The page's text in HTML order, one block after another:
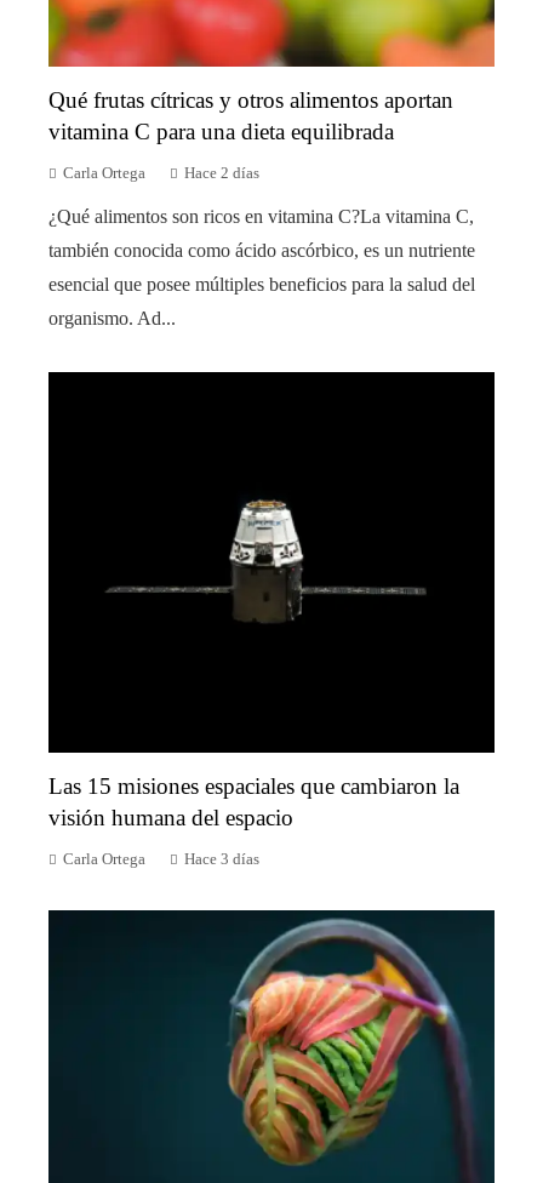
Qué frutas cítricas y otros alimentos aportan
vitamina C para una dieta equilibrada
Carla Ortega Hace 2 días
¿Qué alimentos son ricos en vitamina C?La vitamina C,
también conocida como ácido ascórbico, es un nutriente
esencial que posee múltiples beneficios para la salud del
organismo. Ad...
Las 15 misiones espaciales que cambiaron la
visión humana del espacio
Carla Ortega Hace 3 días